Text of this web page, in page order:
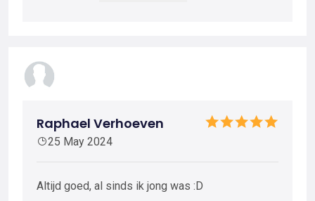
Raphael Verhoeven
25 May 2024
Altijd goed, al sinds ik jong was :D